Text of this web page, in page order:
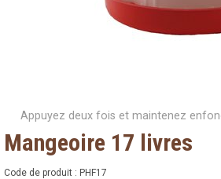
Appuyez deux fois et maintenez
Mangeoire 17 livres
Code de produit : PHF17